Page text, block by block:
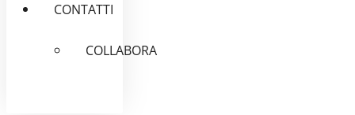
CONTATTI
COLLABORA